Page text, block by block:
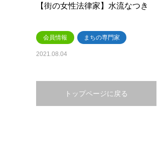
【街の女性法律家】水流なつき
会員情報 まちの専門家
2021.08.04
トップページに戻る